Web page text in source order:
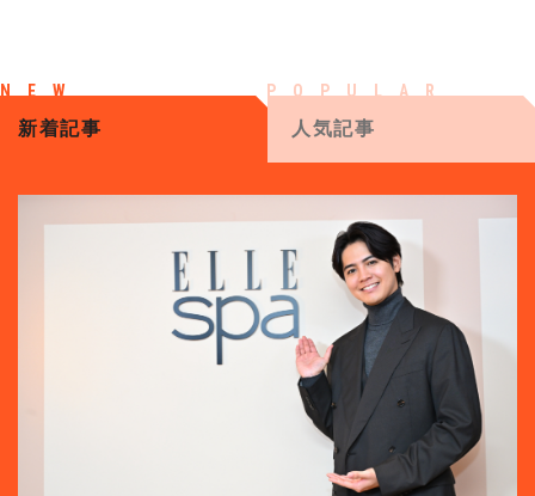
新着記事 人気記事